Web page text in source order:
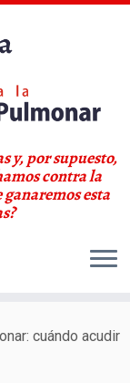
y, por supuesto,
contra la
esta
cuándo acudir